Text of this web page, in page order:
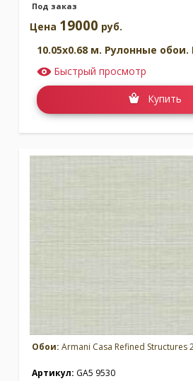
Под заказ
Цена 19000 руб.
10.05x0.68 м. Рулонные
Быстрый просмотр
Купить
Обои: Armani Casa Refined Structures
Артикул: GA5 9530